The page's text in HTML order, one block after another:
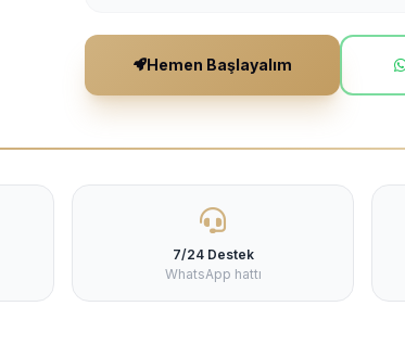
Hemen Başlayalım
7/24 Destek
WhatsApp hattı